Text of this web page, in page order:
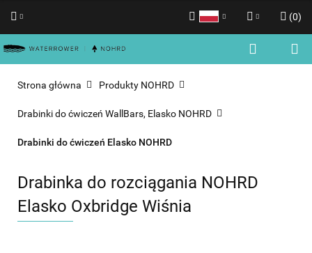
Zaloguj się
Zgody cookies
(0)
Strona główna Produkty NOHRD
Drabinki do ćwiczeń WallBars, Elasko NOHRD
Drabinki do ćwiczeń Elasko NOHRD
Drabinka do rozciągania NOHRD
Elasko Oxbridge Wiśnia